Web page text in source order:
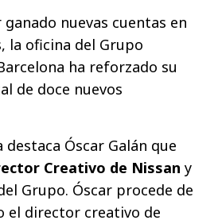
nuevas cuentas en
la oficina del Grupo
ha reforzado su
de doce nuevos
destaca Óscar Galán que
Creativo de Nissan y
Grupo. Óscar procede de
el director creativo de